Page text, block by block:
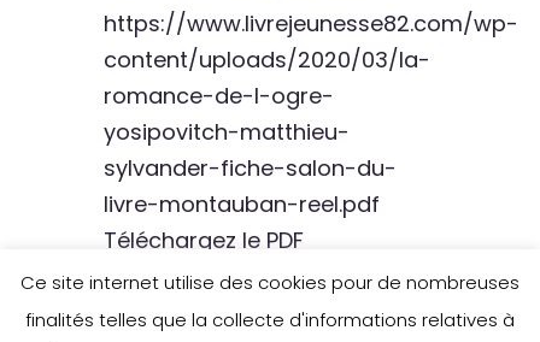
https://www.livrejeunesse82.com/wp-
content/uploads/2020/03/la-
romance-de-l-ogre-
yosipovitch-matthieu-
sylvander-fiche-salon-du-
livre-montauban-reel.pdf
Téléchargez le PDF
Ce site internet utilise des cookies pour de nombreuses
finalités telles que la collecte d'informations relatives à